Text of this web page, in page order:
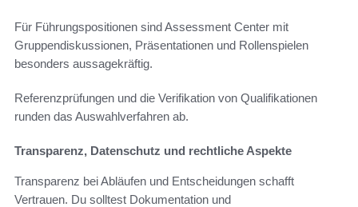
Für Führungspositionen sind Assessment Center mit
Gruppendiskussionen, Präsentationen und Rollenspielen
besonders aussagekräftig.
Referenzprüfungen und die Verifikation von Qualifikationen
runden das Auswahlverfahren ab.
Transparenz, Datenschutz und rechtliche Aspekte
Transparenz bei Abläufen und Entscheidungen schafft
Vertrauen. Du solltest Dokumentation und